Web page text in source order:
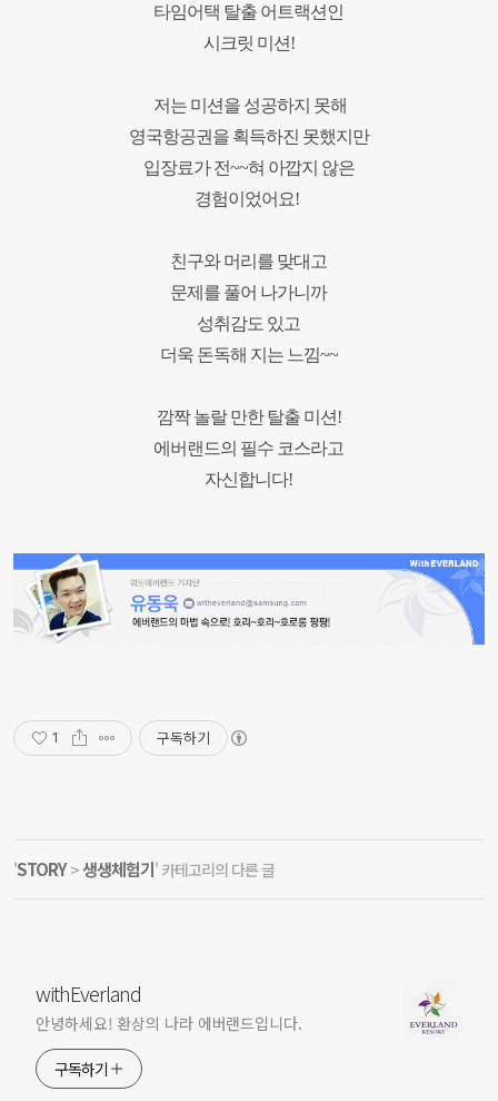
타임어택 탈출 어트랙션인
시크릿 미션!
저는 미션을 성공하지 못해
영국항공권을 획득하진 못했지만
입장료가 전~~혀 아깝지 않은
경험이었어요!
친구와 머리를 맞대고
문제를 풀어 나가니까
성취감도 있고
더욱 돈독해 지는 느낌~~
깜짝 놀랄 만한 탈출 미션!
에버랜드의 필수 코스라고
자신합니다!
1 구독하기
'STORY>생생체험기' 카테고리의 다른 글
withEverland
안녕하세요! 환상의 나라 에버랜드입니다.
구독하기